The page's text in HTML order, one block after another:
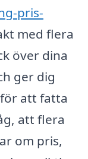
pris-
med flera
över dina
ger dig
att fatta
att flera
om pris,